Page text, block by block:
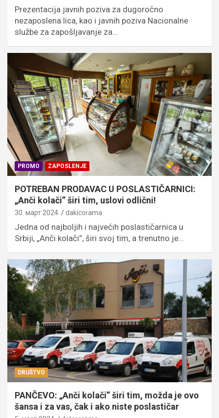
Prezentacija javnih poziva za dugoročno
nezaposlena lica, kao i javnih poziva Nacionalne
službe za zapošljavanje za…
PROMO ZAPOSLENJE
POTREBAN PRODAVAC U POSLASTIČARNICI:
„Anči kolači” širi tim, uslovi odlični!
30. март 2024. dakicorama
Jedna od najboljih i najvećih poslastičarnica u
Srbiji, „Anči kolači”, širi svoj tim, a trenutno je…
DRUŠTVO
PANČEVO: „Anči kolači” širi tim, možda je ovo
šansa i za vas, čak i ako niste poslastičar